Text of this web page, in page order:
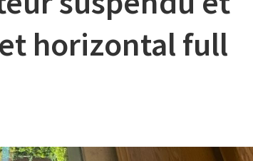
horizontal full